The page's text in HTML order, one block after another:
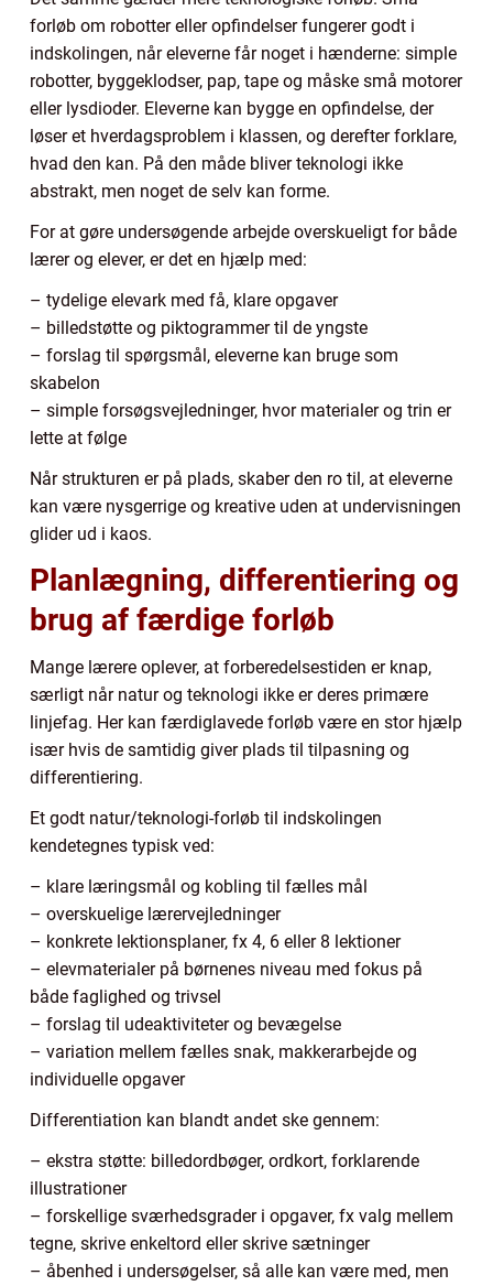
forløb om robotter eller opfindelser fungerer godt i
indskolingen, når eleverne får noget i hænderne: simple
robotter, byggeklodser, pap, tape og måske små motorer
eller lysdioder. Eleverne kan bygge en opfindelse, der
løser et hverdagsproblem i klassen, og derefter forklare,
hvad den kan. På den måde bliver teknologi ikke
abstrakt, men noget de selv kan forme.
For at gøre undersøgende arbejde overskueligt for både
lærer og elever, er det en hjælp med:
– tydelige elevark med få, klare opgaver
– billedstøtte og piktogrammer til de yngste
– forslag til spørgsmål, eleverne kan bruge som
skabelon
– simple forsøgsvejledninger, hvor materialer og trin er
lette at følge
Når strukturen er på plads, skaber den ro til, at eleverne
kan være nysgerrige og kreative uden at undervisningen
glider ud i kaos.
Planlægning, differentiering og
brug af færdige forløb
Mange lærere oplever, at forberedelsestiden er knap,
særligt når natur og teknologi ikke er deres primære
linjefag. Her kan færdiglavede forløb være en stor hjælp
især hvis de samtidig giver plads til tilpasning og
differentiering.
Et godt natur/teknologi-forløb til indskolingen
kendetegnes typisk ved:
– klare læringsmål og kobling til fælles mål
– overskuelige lærervejledninger
– konkrete lektionsplaner, fx 4, 6 eller 8 lektioner
– elevmaterialer på børnenes niveau med fokus på
både faglighed og trivsel
– forslag til udeaktiviteter og bevægelse
– variation mellem fælles snak, makkerarbejde og
individuelle opgaver
Differentiation kan blandt andet ske gennem:
– ekstra støtte: billedordbøger, ordkort, forklarende
illustrationer
– forskellige sværhedsgrader i opgaver, fx valg mellem
tegne, skrive enkeltord eller skrive sætninger
– åbenhed i undersøgelser, så alle kan være med, men